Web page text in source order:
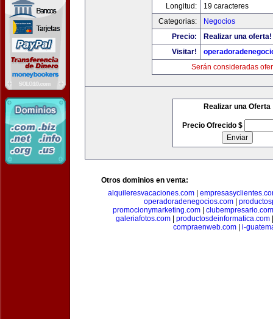
Longitud:
19 caracteres
Categorias:
Negocios
Precio:
Realizar una oferta!
Visitar!
Serán consideradas
Realizar una Oferta
Precio Ofrecido $
Otros dominios en venta:
alquileresvacaciones.com|
operadoradenegocios.com|
promocionymarketing.com| clubempresario.com
galeriafotos.com
productosdeinformatica.com
compraenweb.com
i-